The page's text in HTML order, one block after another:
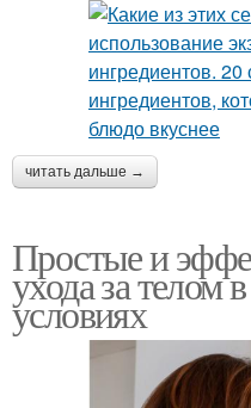
читать дальше →
Простые и
ухода за телом
условиях